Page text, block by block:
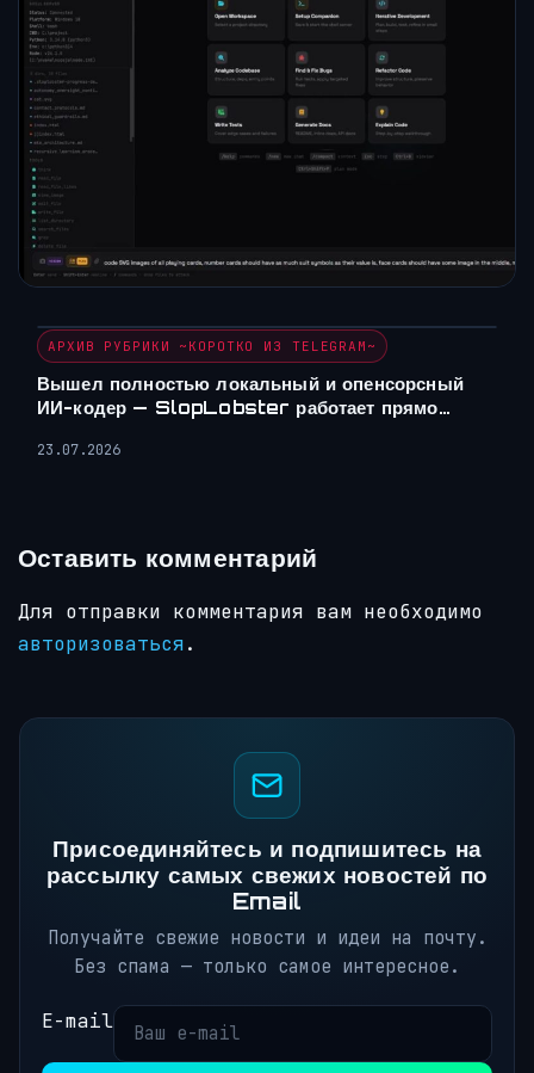
АРХИВ РУБРИКИ ~КОРОТКО ИЗ TELEGRAM~
Вышел полностью локальный и опенсорсный
ИИ-кодер — SlopLobster работает прямо…
23.07.2026
Оставить комментарий
Для отправки комментария вам необходимо
авторизоваться.
Присоединяйтесь и подпишитесь на
рассылку самых свежих новостей по
Email
Получайте свежие новости и идеи на почту.
Без спама — только самое интересное.
E-mail